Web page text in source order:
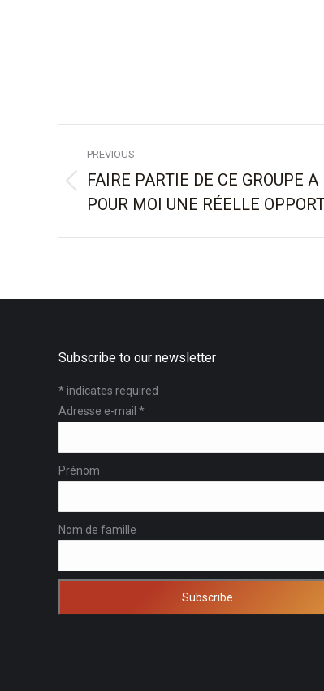
navigation
PREVIOUS
Previous
post:
FAIRE PARTIE DE CE GROUPE A
POUR MOI UNE RÉELLE
Subscribe to our newsletter
*indicates required
Adresse e-mail *
Prénom
Nom de famille